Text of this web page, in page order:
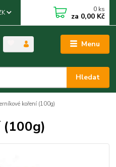
Menu
Hledat
0 ks
za 0,00 Kč
koření (100g)
(100g)